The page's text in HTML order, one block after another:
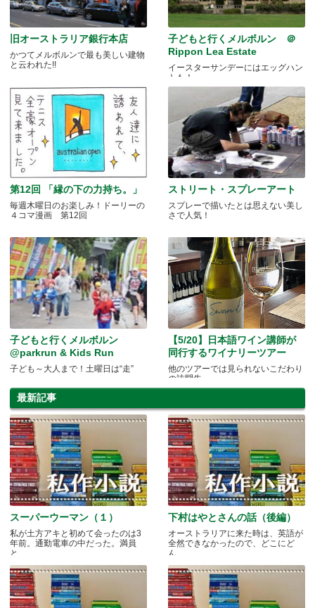
旧オーストラリア銀行本店
かつてメルボルンで最も美しい建物
と云われた!!
子どもと行くメルボルン ＠
Rippon Lea Estate
イースターサンデーにはエッグハン
トも！
第12回 「縁の下の力持ち。」
毎週木曜日のお楽しみ！ドーリーの
４コマ漫画 第12回
ストリート・スプレーアート
スプレーで描いたとは思えない美し
さで人気！
子どもと行くメルボルン
@parkrun & Kids Run
子ども～大人まで！土曜日は“走”
【5/20】日本語ワイン講師が
同行するワイナリーツアー
他のツアーでは見られないこだわり
の訪問先
最新記事
スーパーウーマン（１）
私が土方アキと初めて会ったのは3
年前。通勤電車の中だった。満員
と.....
下村はやとさんの話（後編）
オーストラリアに来た時は、英語が
全然できなかったので、どこにど
ん.....